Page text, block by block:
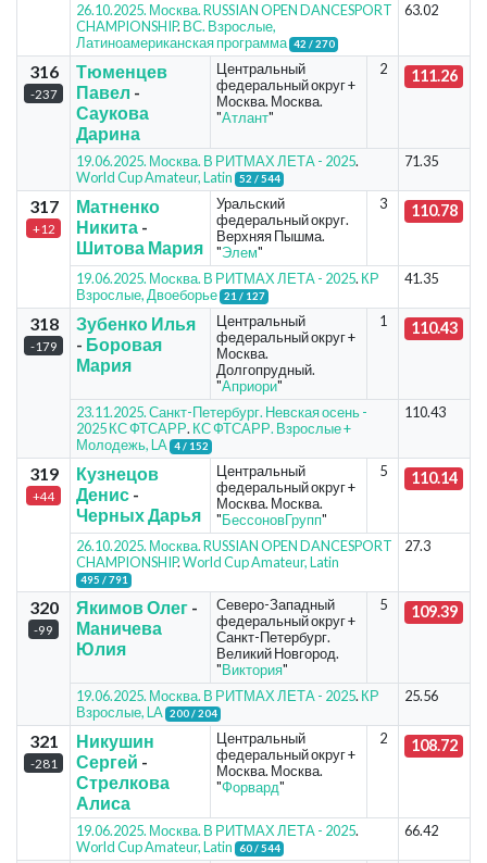
26.10.2025. Москва. RUSSIAN OPEN DANCESPORT
CHAMPIONSHIP. ВС. Взрослые,
Латиноамериканская программа 42 / 270
63.02
316
-237
Тюменцев
Павел -
Саукова
Дарина
Центральный
федеральный округ +
Москва. Москва.
"Атлант"
2 111.26
19.06.2025. Москва. В РИТМАХ ЛЕТА - 2025.
World Cup Amateur, Latin
52 / 544
71.35
317
+12
Матненко
Никита-
Шитова Мария
Уральский
федеральный округ.
Верхняя Пышма.
"Элем"
3 110.78
19.06.2025. Москва. В РИТМАХ ЛЕТА - 2025. КР
Взрослые, Двоеборье 21 / 127
41.35
318
-179
Зубенко Илья
- Боровая
Мария
Центральный
федеральный округ +
Москва.
Долгопрудный.
"Априори"
1 110.43
23.11.2025. Санкт-Петербург. Невская осень -
2025 КС ФТСАРР. КС ФТСАРР. Взрослые +
Молодежь, LA 4 / 152
110.43
319
+44
Кузнецов
Денис-
Черных Дарья
Центральный
федеральный округ +
Москва. Москва.
"БессоновГрупп"
5 110.14
26.10.2025. Москва. RUSSIAN OPEN DANCESPORT
CHAMPIONSHIP.World Cup Amateur, Latin
495 / 791
27.3
320
-99
Якимов Олег-
Маничева
Юлия
Северо-Западный
федеральный округ +
Санкт-Петербург.
Великий Новгород.
"Виктория"
5 109.39
19.06.2025. Москва. В РИТМАХ ЛЕТА - 2025. КР
Взрослые, LA 200 / 204
25.56
321
-281
Никушин
Сергей -
Стрелкова
Алиса
Центральный
федеральный округ +
Москва. Москва.
"Форвард"
2 108.72
19.06.2025. Москва. В РИТМАХ ЛЕТА - 2025.
World Cup Amateur, Latin
60 / 544
66.42